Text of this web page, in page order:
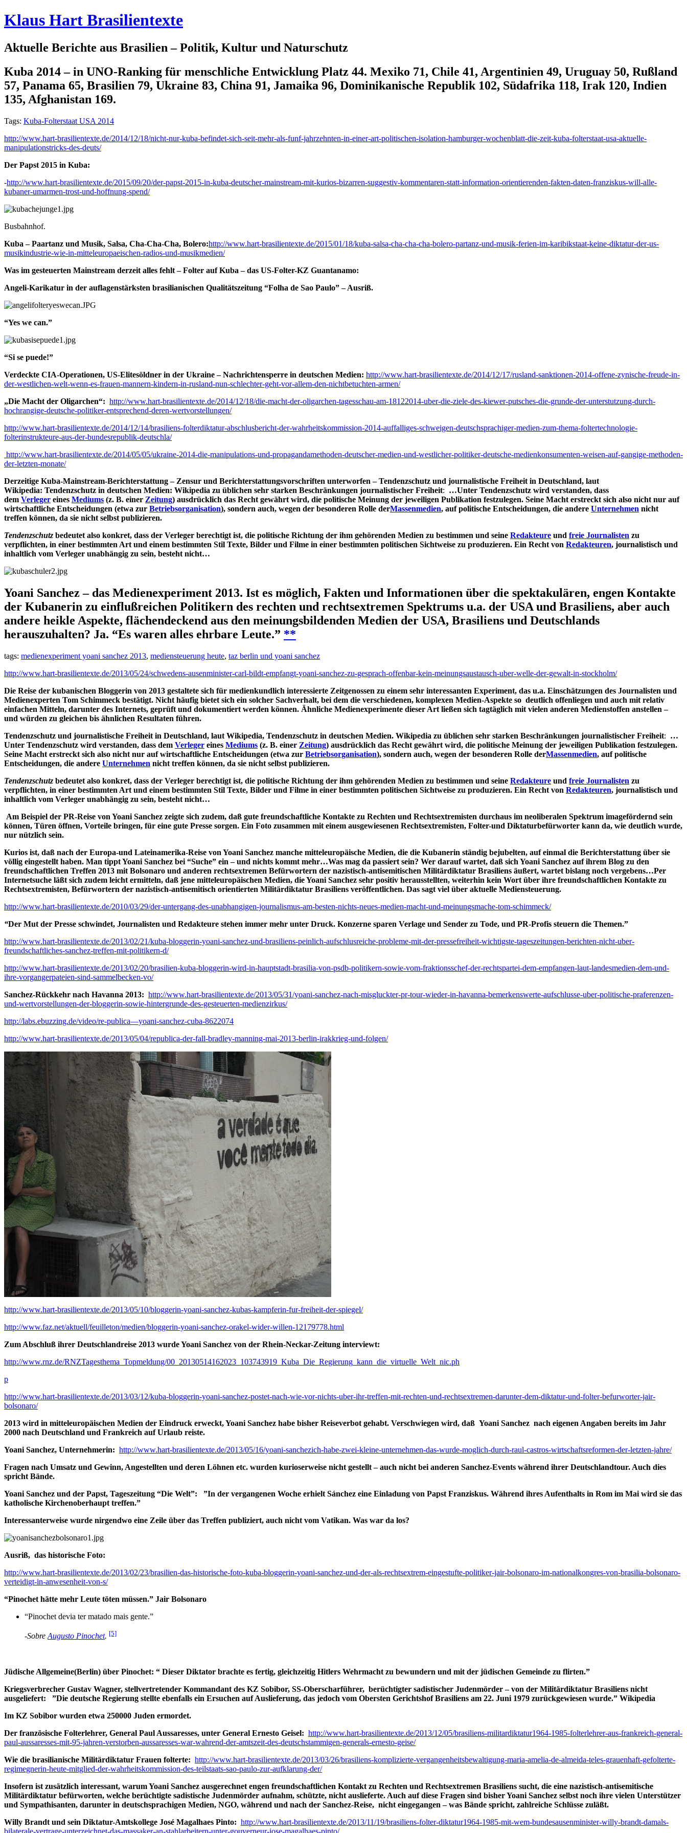
Klaus Hart Brasilientexte
Aktuelle Berichte aus Brasilien – Politik, Kultur und Naturschutz
Kuba 2014 – in UNO-Ranking für menschliche Entwicklung Platz 44. Mexiko 71, Chile 41, Argentinien 49, Uruguay 50, Rußland
57, Panama 65, Brasilien 79, Ukraine 83, China 91, Jamaika 96, Dominikanische Republik 102, Südafrika 118, Irak 120, Indien
135, Afghanistan 169.
Tags: Kuba-Folterstaat USA 2014
http://www.hart-brasilientexte.de/2014/12/18/nicht-nur-kuba-befindet-sich-seit-mehr-als-funf-jahrzehnten-in-einer-art-politischen-isolation-hamburger-wochenblatt-die-zeit-kuba-folterstaat-usa-aktuelle-
manipulationstricks-des-deuts/
Der Papst 2015 in Kuba:
-http://www.hart-brasilientexte.de/2015/09/20/der-papst-2015-in-kuba-deutscher-mainstream-mit-kurios-bizarren-suggestiv-kommentaren-statt-information-orientierenden-fakten-daten-franziskus-will-alle-
kubaner-umarmen-trost-und-hoffnung-spend/
Busbahnhof.
Kuba – Paartanz und Musik, Salsa, Cha-Cha-Cha, Bolero:http://www.hart-brasilientexte.de/2015/01/18/kuba-salsa-cha-cha-cha-bolero-partanz-und-musik-ferien-im-karibikstaat-keine-diktatur-der-us-
musikindustrie-wie-in-mitteleuropaeischen-radios-und-musikmedien/
Was im gesteuerten Mainstream derzeit alles fehlt –Folter auf Kuba – das US-Folter-KZ Guantanamo:
Angeli-Karikatur in der auflagenstärksten brasilianischen Qualitätszeitung “Folha de Sao Paulo” – Ausriß.
“Yes we can.”
“Si se puede!”
Verdeckte CIA-Operationen, US-Elitesöldner in der Ukraine – Nachrichtensperre in deutschen Medien: http://www.hart-brasilientexte.de/2014/12/17/rusland-sanktionen-2014-offene-zynische-freude-in-
der-westlichen-welt-wenn-es-frauen-mannern-kindern-in-rusland-nun-schlechter-geht-vor-allem-den-nichtbetuchten-armen/
„Die Macht der Oligarchen“: http://www.hart-brasilientexte.de/2014/12/18/die-macht-der-oligarchen-tagesschau-am-18122014-uber-die-ziele-des-kiewer-putsches-die-grunde-der-unterstutzung-durch-
hochrangige-deutsche-politiker-entsprechend-deren-wertvorstellungen/
http://www.hart-brasilientexte.de/2014/12/14/brasiliens-folterdiktatur-abschlusbericht-der-wahrheitskommission-2014-auffalliges-schweigen-deutschsprachiger-medien-zum-thema-foltertechnologie-
folterinstrukteure-aus-der-bundesrepublik-deutschla/
http://www.hart-brasilientexte.de/2014/05/05/ukraine-2014-die-manipulations-und-propagandamethoden-deutscher-medien-und-westlicher-politiker-deutsche-medienkonsumenten-weisen-auf-gangige-methoden-
der-letzten-monate/
Derzeitige Kuba-Mainstream-Berichterstattung – Zensur und Berichterstattungsvorschriften unterworfen –Tendenzschutz und journalistische Freiheit in Deutschland, laut
Wikipedia: Tendenzschutz in deutschen Medien: Wikipedia zu üblichen sehr starken Beschränkungen journalistischer Freiheit: …Unter Tendenzschutz wird verstanden, dass
dem Verleger eines Mediums (z. B. einer Zeitung) ausdrücklich das Recht gewährt wird, die politische Meinung der jeweiligen Publikation festzulegen. Seine Macht erstreckt sich also nicht nur auf
wirtschaftliche Entscheidungen (etwa zur Betriebsorganisation), sondern auch, wegen der besonderen Rolle derMassenmedien, auf politische Entscheidungen, die andere Unternehmen nicht
treffen können, da sie nicht selbst publizieren.
Tendenzschutz bedeutet also konkret, dass der Verleger berechtigt ist, die politische Richtung der ihm gehörenden Medien zu bestimmen und seine Redakteure und freie Journalisten zu
verpflichten, in einer bestimmten Art und einem bestimmten Stil Texte, Bilder und Filme in einer bestimmten politischen Sichtweise zu produzieren. Ein Recht von Redakteuren, journalistisch und
inhaltlich vom Verleger unabhängig zu sein, besteht nicht…
Yoani Sanchez – das Medienexperiment 2013. Ist es möglich, Fakten und Informationen über die spektakulären, engen Kontakte
der Kubanerin zu einflußreichen Politikern des rechten und rechtsextremen Spektrums u.a. der USA und Brasiliens, aber auch
andere heikle Aspekte, flächendeckend aus den meinungsbildenden Medien der USA, Brasiliens und Deutschlands
herauszuhalten? Ja. “Es waren alles ehrbare Leute.” **
tags: medienexperiment yoani sanchez 2013, mediensteuerung heute, taz berlin und yoani sanchez
http://www.hart-brasilientexte.de/2013/05/24/schwedens-ausenminister-carl-bildt-empfangt-yoani-sanchez-zu-gesprach-offenbar-kein-meinungsaustausch-uber-welle-der-gewalt-in-stockholm/
Die Reise der kubanischen Bloggerin von 2013 gestaltete sich für medienkundlich interessierte Zeitgenossen zu einem sehr interessanten Experiment, das u.a. Einschätzungen des Journalisten und
Medienexperten Tom Schimmeck bestätigt. Nicht häufig bietet sich ein solcher Sachverhalt, bei dem die verschiedenen, komplexen Medien-Aspekte so deutlich offenliegen und auch mit relativ
einfachen Mitteln, darunter des Internets, geprüft und dokumentiert werden können. Ähnliche Medienexperimente dieser Art ließen sich tagtäglich mit vielen anderen Medienstoffen anstellen –
und würden zu gleichen bis ähnlichen Resultaten führen.
Tendenzschutz und journalistische Freiheit in Deutschland, laut Wikipedia, Tendenzschutz in deutschen Medien. Wikipedia zu üblichen sehr starken Beschränkungen journalistischer Freiheit: …
Unter Tendenzschutz wird verstanden, dass dem Verleger eines Mediums (z. B. einer Zeitung) ausdrücklich das Recht gewährt wird, die politische Meinung der jeweiligen Publikation festzulegen.
Seine Macht erstreckt sich also nicht nur auf wirtschaftliche Entscheidungen (etwa zur Betriebsorganisation), sondern auch, wegen der besonderen Rolle derMassenmedien, auf politische
Entscheidungen, die andere Unternehmen nicht treffen können, da sie nicht selbst publizieren.
Tendenzschutz bedeutet also konkret, dass der Verleger berechtigt ist, die politische Richtung der ihm gehörenden Medien zu bestimmen und seine Redakteure und freie Journalisten zu
verpflichten, in einer bestimmten Art und einem bestimmten Stil Texte, Bilder und Filme in einer bestimmten politischen Sichtweise zu produzieren. Ein Recht von Redakteuren, journalistisch und
inhaltlich vom Verleger unabhängig zu sein, besteht nicht…
Am Beispiel der PR-Reise von Yoani Sanchez zeigte sich zudem, daß gute freundschaftliche Kontakte zu Rechten und Rechtsextremisten durchaus im neoliberalen Spektrum imagefördernd sein
können, Türen öffnen, Vorteile bringen, für eine gute Presse sorgen. Ein Foto zusammen mit einem ausgewiesenen Rechtsextremisten, Folter-und Diktaturbefürworter kann da, wie deutlich wurde,
nur nützlich sein.
Kurios ist, daß nach der Europa-und Lateinamerika-Reise von Yoani Sanchez manche mitteleuropäische Medien, die die Kubanerin ständig bejubelten, auf einmal die Berichterstattung über sie
völlig eingestellt haben. Man tippt Yoani Sanchez bei “Suche” ein – und nichts kommt mehr…Was mag da passiert sein? Wer darauf wartet, daß sich Yoani Sanchez auf ihrem Blog zu den
freundschaftlichen Treffen 2013 mit Bolsonaro und anderen rechtsextremen Befürwortern der nazistisch-antisemitischen Militärdiktatur Brasiliens äußert, wartet bislang noch vergebens…Per
Internetsuche läßt sich zudem leicht ermitteln, daß jene mitteleuropäischen Medien, die Yoani Sanchez sehr positiv herausstellten, weiterhin kein Wort über ihre freundschaftlichen Kontakte zu
Rechtsextremisten, Befürwortern der nazistisch-antisemitisch orientierten Militärdiktatur Brasiliens veröffentlichen. Das sagt viel über aktuelle Mediensteuerung.
http://www.hart-brasilientexte.de/2010/03/29/der-untergang-des-unabhangigen-journalismus-am-besten-nichts-neues-medien-macht-und-meinungsmache-tom-schimmeck/
“Der Mut der Presse schwindet, Journalisten und Redakteure stehen immer mehr unter Druck. Konzerne sparen Verlage und Sender zu Tode, und PR-Profis steuern die Themen.”
http://www.hart-brasilientexte.de/2013/02/21/kuba-bloggerin-yoani-sanchez-und-brasiliens-peinlich-aufschlusreiche-probleme-mit-der-pressefreiheit-wichtigste-tageszeitungen-berichten-nicht-uber-
freundschaftliches-sanchez-treffen-mit-politikern-d/
http://www.hart-brasilientexte.de/2013/02/20/brasilien-kuba-bloggerin-wird-in-hauptstadt-brasilia-von-psdb-politikern-sowie-vom-fraktionsschef-der-rechtspartei-dem-empfangen-laut-landesmedien-dem-und-
ihre-vorgangerpateien-sind-sammelbecken-vo/
Sanchez-Rückkehr nach Havanna 2013: http://www.hart-brasilientexte.de/2013/05/31/yoani-sanchez-nach-misgluckter-pr-tour-wieder-in-havanna-bemerkenswerte-aufschlusse-uber-politische-praferenzen-
und-wertvorstellungen-der-bloggerin-sowie-hintergrunde-des-gesteuerten-medienzirkus/
http://labs.ebuzzing.de/video/re-publica—yoani-sanchez-cuba-8622074
http://www.hart-brasilientexte.de/2013/05/04/republica-der-fall-bradley-manning-mai-2013-berlin-irakkrieg-und-folgen/
http://www.hart-brasilientexte.de/2013/05/10/bloggerin-yoani-sanchez-kubas-kampferin-fur-freiheit-der-spiegel/
http://www.faz.net/aktuell/feuilleton/medien/bloggerin-yoani-sanchez-orakel-wider-willen-12179778.html
Zum Abschluß ihrer Deutschlandreise 2013 wurde Yoani Sanchez von der Rhein-Neckar-Zeitung interviewt:
http://www.rnz.de/RNZTagesthema_Topmeldung/00_20130514162023_103743919_Kuba_Die_Regierung_kann_die_virtuelle_Welt_nic.ph
p
http://www.hart-brasilientexte.de/2013/03/12/kuba-bloggerin-yoani-sanchez-postet-nach-wie-vor-nichts-uber-ihr-treffen-mit-rechten-und-rechtsextremen-darunter-dem-diktatur-und-folter-befurworter-jair-
bolsonaro/
2013 wird in mitteleuropäischen Medien der Eindruck erweckt, Yoani Sanchez habe bisher Reiseverbot gehabt. Verschwiegen wird, daß Yoani Sanchez nach eigenen Angaben bereits im Jahr
2000 nach Deutschland und Frankreich auf Urlaub reiste.
Yoani Sanchez, Unternehmerin: http://www.hart-brasilientexte.de/2013/05/16/yoani-sanchezich-habe-zwei-kleine-unternehmen-das-wurde-moglich-durch-raul-castros-wirtschaftsreformen-der-letzten-jahre/
Fragen nach Umsatz und Gewinn, Angestellten und deren Löhnen etc. wurden kurioserweise nicht gestellt – auch nicht bei anderen Sanchez-Events während ihrer Deutschlandtour. Auch dies
spricht Bände.
Yoani Sanchez und der Papst, Tageszeitung “Die Welt”: ”In der vergangenen Woche erhielt Sánchez eine Einladung von Papst Franziskus. Während ihres Aufenthalts in Rom im Mai wird sie das
katholische Kirchenoberhaupt treffen.”
Interessanterweise wurde nirgendwo eine Zeile über das Treffen publiziert, auch nicht vom Vatikan. Was war da los?
Ausriß, das historische Foto:
http://www.hart-brasilientexte.de/2013/02/23/brasilien-das-historische-foto-kuba-bloggerin-yoani-sanchez-und-der-als-rechtsextrem-eingestufte-politiker-jair-bolsonaro-im-nationalkongres-von-brasilia-bolsonaro-
verteidigt-in-anwesenheit-von-s/
“Pinochet hätte mehr Leute töten müssen.” Jair Bolsonaro
“Pinochet devia ter matado mais gente.”
-Sobre Augusto Pinochet. [5]
Jüdische Allgemeine(Berlin) über Pinochet: “ Dieser Diktator brachte es fertig, gleichzeitig Hitlers Wehrmacht zu bewundern und mit der jüdischen Gemeinde zu flirten.”
Kriegsverbrecher Gustav Wagner, stellvertretender Kommandant des KZ Sobibor, SS-Oberscharführer, berüchtigter sadistischer Judenmörder – von der Militärdiktatur Brasiliens nicht
ausgeliefert:
”Die deutsche Regierung stellte ebenfalls ein Ersuchen auf Auslieferung, das jedoch vom Obersten Gerichtshof Brasiliens am 22. Juni 1979 zurückgewiesen wurde.” Wikipedia
Im KZ Sobibor wurden etwa 250000 Juden ermordet.
Der französische Folterlehrer, General Paul Aussaresses, unter General Ernesto Geisel: http://www.hart-brasilientexte.de/2013/12/05/brasiliens-militardiktatur1964-1985-folterlehrer-aus-frankreich-general-
paul-aussaresses-mit-95-jahren-verstorben-aussaresses-war-wahrend-der-amtszeit-des-deutschstammigen-generals-ernesto-geise/
Wie die brasilianische Militärdiktatur Frauen folterte: http://www.hart-brasilientexte.de/2013/03/26/brasiliens-komplizierte-vergangenheitsbewaltigung-maria-amelia-de-almeida-teles-grauenhaft-gefolterte-
regimegnerin-heute-mitglied-der-wahrheitskommission-des-teilstaats-sao-paulo-zur-aufklarung-der/
Insofern ist zusätzlich interessant, warum Yoani Sanchez ausgerechnet engen freundschaftlichen Kontakt zu Rechten und Rechtsextremen Brasiliens sucht, die eine nazistisch-antisemitische
Militärdiktatur befürworten, welche berüchtigte sadistische Judenmörder aufnahm, schützte, nicht auslieferte. Auch auf diese Fragen sind bisher Yoani Sanchez selbst noch ihre vielen Unterstützer
und Sympathisanten, darunter in deutschsprachigen Medien, NGO, während und nach der Sanchez-Reise, nicht eingegangen – was Bände spricht, zahlreiche Schlüsse zuläßt.
Willy Brandt und sein Diktatur-Amtskollege José Magalhaes Pinto: http://www.hart-brasilientexte.de/2013/11/19/brasiliens-folter-diktatur1964-1985-mit-wem-bundesausenminister-willy-brandt-damals-
bilaterale-vertrage-unterzeichnet-das-massaker-an-stahlarbeitern-unter-gouverneur-jose-magalhaes-pinto/